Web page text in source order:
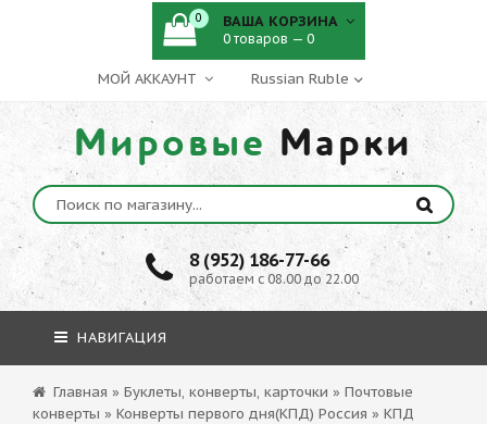
МОЙ АККАУНТ
Мировые Марки
8 (952) 186-77-66
работаем с 08.00 до 22.00
0 ВАША КОРЗИНА
0 товаров — 0
НАВИГАЦИЯ
Главная » Буклеты, конверты, карточки » Почтовые
конверты » Конверты первого дня(КПД) Россия » КПД